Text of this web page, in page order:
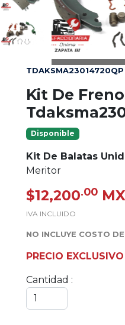
TDAKSMA23014720QP
Kit De
Disponible
Kit De Balatas
Meritor
$12,200.00
IVA INCLUIDO
NO INCLUYE COSTO
PRECIO
Cantidad :